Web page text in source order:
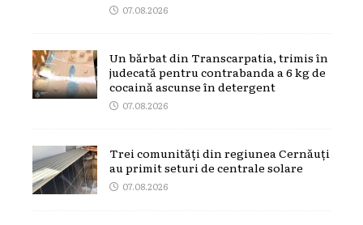
07.08.2026
Un bărbat din Transcarpatia, trimis în
judecată pentru contrabanda a 6 kg de
cocaină ascunse în detergent
07.08.2026
Trei comunități din regiunea Cernăuți
au primit seturi de centrale solare
07.08.2026